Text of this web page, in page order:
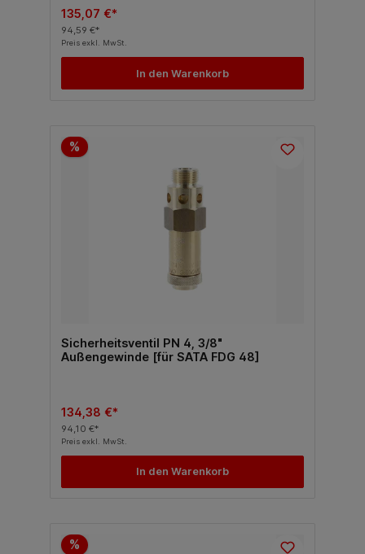
135,07 €*
94,59 €*
Preis exkl. MwSt.
In den Warenkorb
%
Sicherheitsventil PN 4, 3/8"
Außengewinde [für SATA FDG 48]
134,38 €*
94,10 €*
Preis exkl. MwSt.
In den Warenkorb
%